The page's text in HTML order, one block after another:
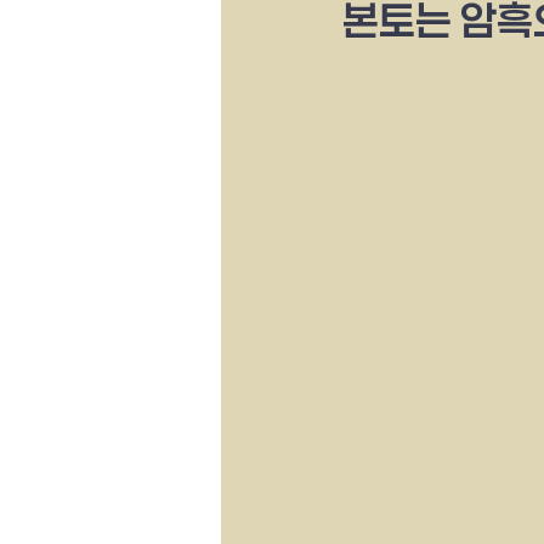
본토는 암